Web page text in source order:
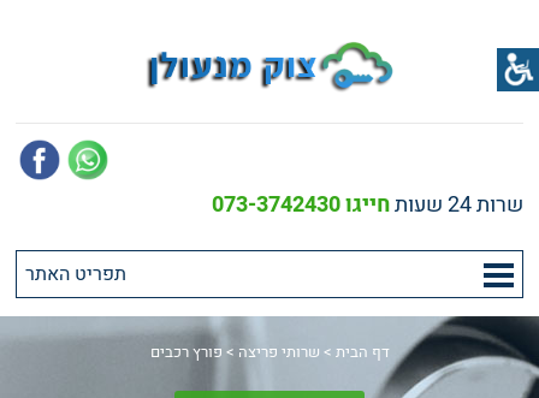
שרות 24 שעות חייגו 073-3742430
דף הבית > שרותי פריצה > פורץ רכבים